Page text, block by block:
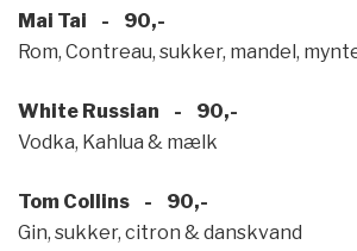
Mai Tai - 90,-
Rom, Contreau, sukker, mandel,
White Russian - 90,-
Vodka, Kahlua & mælk
Tom Collins - 90,-
Gin, sukker, citron & danskvand